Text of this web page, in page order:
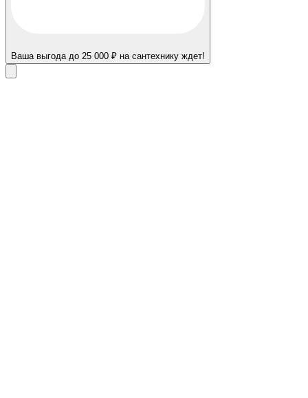
Ваша выгода до 25 000 ₽ на сантехнику ждет!